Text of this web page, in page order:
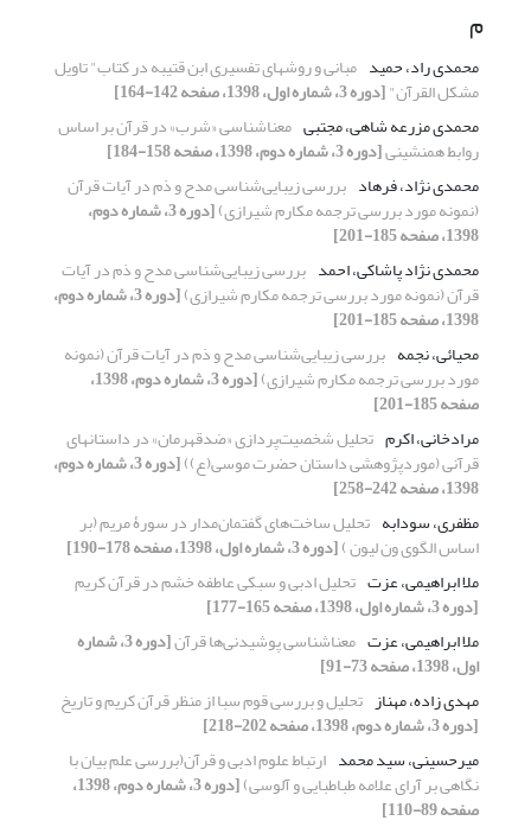
م
محمدی راد، حمید مبانی و روشهای تفسیری ابن قتیبه در کتاب" تاویل
مشکل القرآن"[دوره 3، شماره اول، 1398، صفحه 142-164]
محمدی مزرعه شاهی، مجتبی معناشناسی «شرب» در قرآن بر اساس
روابط همنشینی[دوره 3، شماره دوم، 1398، صفحه 158-184]
محمدی نژاد، فرهاد بررسی زیبایی‌شناسی مدح و ذم در آیات قرآن
(نمونه مورد بررسی ترجمه مکارم شیرازی) [دوره 3، شماره دوم،
1398، صفحه 185-201]
محمدی نژاد پاشاکی، احمد بررسی زیبایی‌شناسی مدح و ذم در آیات
قرآن (نمونه مورد بررسی ترجمه مکارم شیرازی) [دوره 3، شماره دوم،
1398، صفحه 185-201]
محیائی، نجمه بررسی زیبایی‌شناسی مدح و ذم در آیات قرآن (نمونه
مورد بررسی ترجمه مکارم شیرازی) [دوره 3، شماره دوم، 1398،
صفحه 185-201]
مرادخانی، اکرم تحلیل شخصیت‌پردازی «ضدقهرمان» در داستانهای
قرآنی (مورد‌پژوهشی داستان حضرت موسی(ع)) [دوره 3، شماره دوم،
1398، صفحه 242-258]
مظفری، سودابه تحلیل ساخت‌های گفتمان‌مدار در سورۀ مریم (بر
اساس الگوی ون لیون )[دوره 3، شماره اول، 1398، صفحه 178-190]
ملا ابراهیمی، عزت تحلیل ادبی و سبکی عاطفه خشم در قرآن کریم
[دوره 3، شماره اول، 1398، صفحه 165-177]
ملا ابراهیمی، عزت معناشناسی پوشیدنی‌ها قرآن [دوره 3، شماره
اول، 1398، صفحه 73-91]
مهدی زاده، مهناز تحلیل و بررسی قوم سبا از منظر قرآن کریم و تاریخ
[دوره 3، شماره دوم، 1398، صفحه 202-218]
میرحسینی، سید محمد ارتباط علوم ادبی و قرآن(بررسی علم بیان با
نگاهی بر آرای علامه طباطبایی و آلوسی) [دوره 3، شماره دوم، 1398،
صفحه 89-110]